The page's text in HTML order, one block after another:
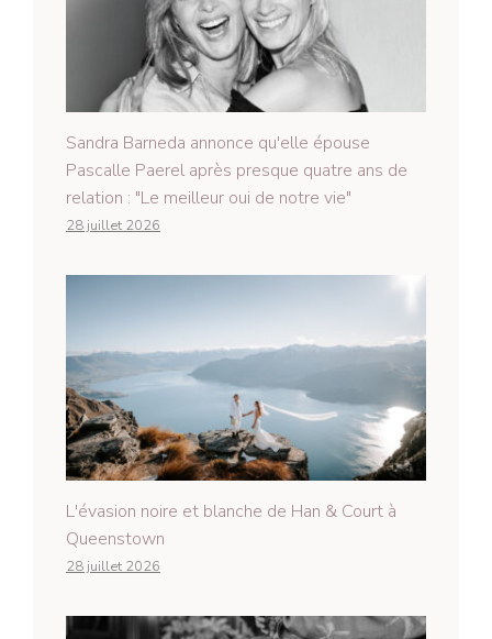
Sandra Barneda annonce qu'elle épouse
Pascalle Paerel après presque quatre ans de
relation : "Le meilleur oui de notre vie"
28 juillet 2026
L'évasion noire et blanche de Han & Court à
Queenstown
28 juillet 2026